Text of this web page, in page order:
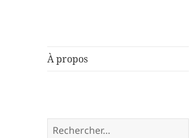
À propos
Rechercher :